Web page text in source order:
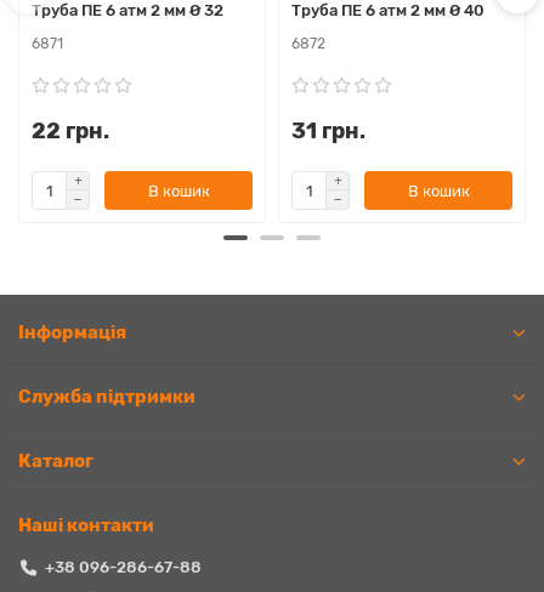
Труба ПЕ 6 атм 2 мм Ø 32
6871
22 грн.
В кошик
Труба ПЕ 6 атм 2 мм Ø 40
6872
31 грн.
В кошик
Iнформація
Служба підтримки
Каталог
Наші контакти
+38 096-286-67-88